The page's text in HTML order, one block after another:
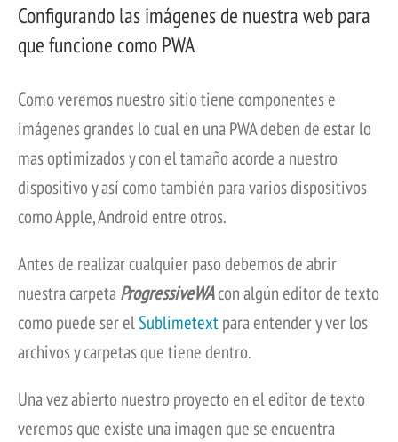
Configurando las imágenes de nuestra web para
que funcione como PWA
Como veremos nuestro sitio tiene componentes e
imágenes grandes lo cual en una PWA deben de estar lo
mas optimizados y con el tamaño acorde a nuestro
dispositivo y así como también para varios dispositivos
como Apple, Android entre otros.
Antes de realizar cualquier paso debemos de abrir
nuestra carpetaProgressiveWAcon algún editor de texto
como puede ser elSublimetextpara entender y ver los
archivos y carpetas que tiene dentro.
Una vez abierto nuestro proyecto en el editor de texto
veremos que existe una imagen que se encuentra